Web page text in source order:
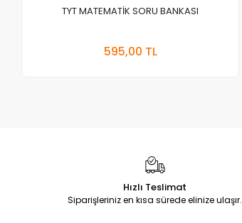
TYT MATEMATİK SORU BANKASI
595,00 TL
Hızlı Teslimat
Siparişleriniz en kısa sürede elinize ulaşır.